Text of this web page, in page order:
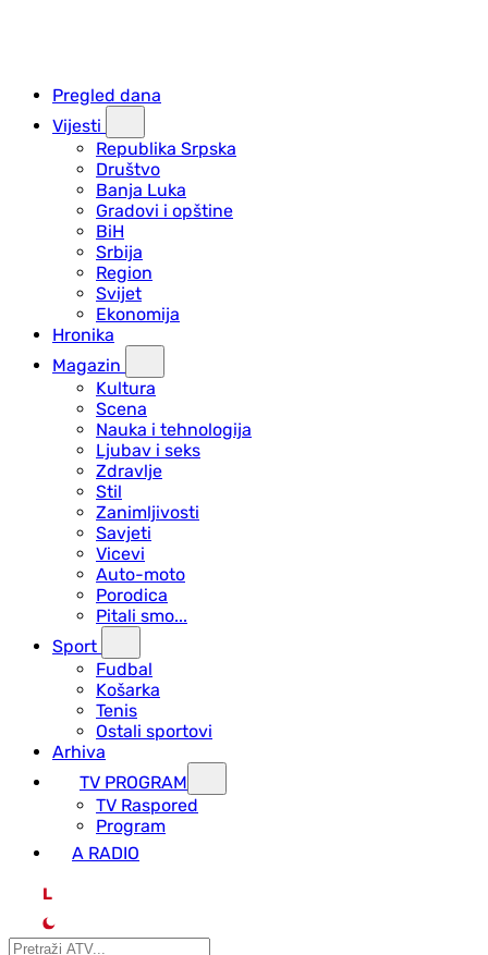
Pregled dana
Vijesti
Republika Srpska
Društvo
Banja Luka
Gradovi i opštine
BiH
Srbija
Region
Svijet
Ekonomija
Hronika
Magazin
Kultura
Scena
Nauka i tehnologija
Ljubav i seks
Zdravlje
Stil
Zanimljivosti
Savjeti
Vicevi
Auto-moto
Porodica
Pitali smo...
Sport
Fudbal
Košarka
Tenis
Ostali sportovi
Arhiva
TV PROGRAM
ТV Raspored
Program
A RADIO
L